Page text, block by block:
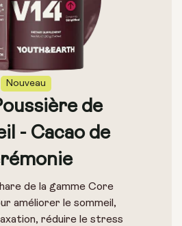
Nouveau
de
- Cacao de
de la gamme Core
améliorer le sommeil,
réduire le stress